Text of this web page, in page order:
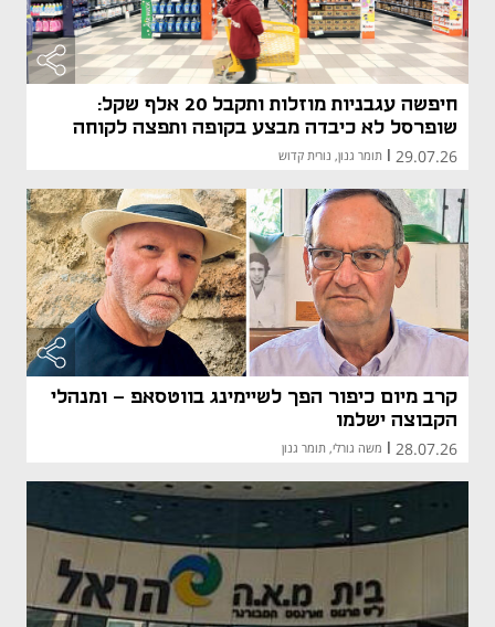
חיפשה עגבניות מוזלות ותקבל 20 אלף שקל:
שופרסל לא כיבדה מבצע בקופה ותפצה לקוחה
29.07.26 תומר גנון, נורית קדוש
קרב מיום כיפור הפך לשיימינג בווטסאפ - ומנהלי
הקבוצה ישלמו
28.07.26 משה גורלי, תומר גנון